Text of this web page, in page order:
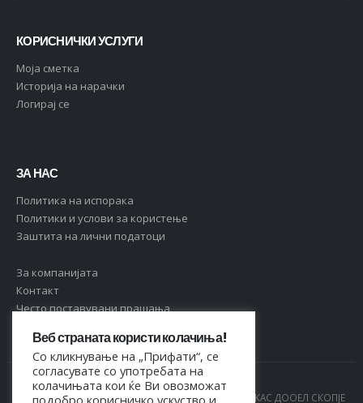
КОРИСНИЧКИ УСЛУГИ
Moja сметка
Историја на нарачки
Логирај се
ЗА НАС
Политика на испорака
Политики и услови за користење
Заштита на лични податоци
За компанијата
Контакт
Често поставувани прашања
© Copyright 2021. Сите права се задржани од МАРКАС ДООЕЛ СКОПЈЕ
Веб страната користи колачиња!
Со кликнување на „Прифати“, се
согласувате со употребата на
колачињата кои ќе Ви овозможат
подобро корисничко ускуство и